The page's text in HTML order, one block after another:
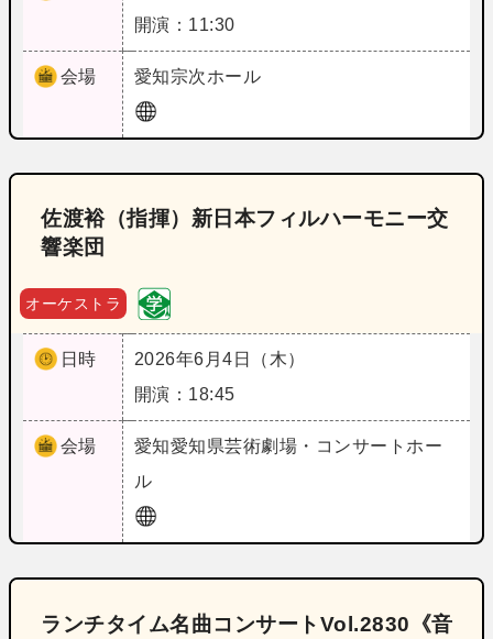
開演：11:30
会場 愛知宗次ホール
佐渡裕（指揮）新日本フィルハーモニー交
響楽団
オーケストラ
日時
2026年6月4日（木）
開演：18:45
会場 愛知愛知県芸術劇場・コンサートホー
ル
ランチタイム名曲コンサートVol.2830《音